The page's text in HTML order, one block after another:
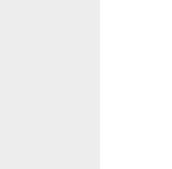
ein oder